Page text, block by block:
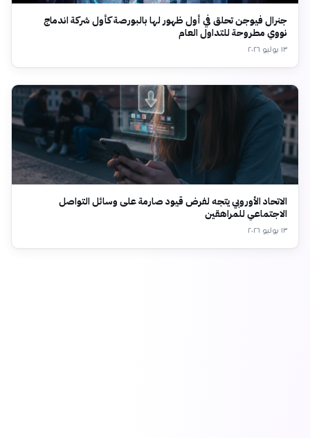
جنرال فيوجن تحلق في أول ظهور لها بالبورصة كأول شركة اندماج
نووي مطروحة للتداول العام
١٣ يوليو ٢٠٢٦
الاتحاد الأوروبي يتجه لفرض قيود صارمة على وسائل التواصل
الاجتماعي للمراهقين
١٣ يوليو ٢٠٢٦